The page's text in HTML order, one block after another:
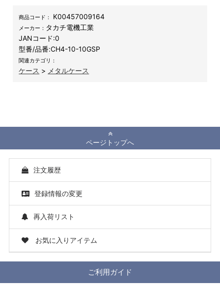
商品コード： K00457009164
メーカー： タカチ電機工業
JANコード:0
型番/品番:CH4-10-10GSP
関連カテゴリ：
ケース > メタルケース
ページトップへ
注文履歴
登録情報の変更
再入荷リスト
お気に入りアイテム
ご利用ガイド